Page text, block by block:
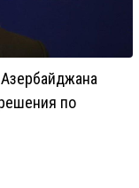
по